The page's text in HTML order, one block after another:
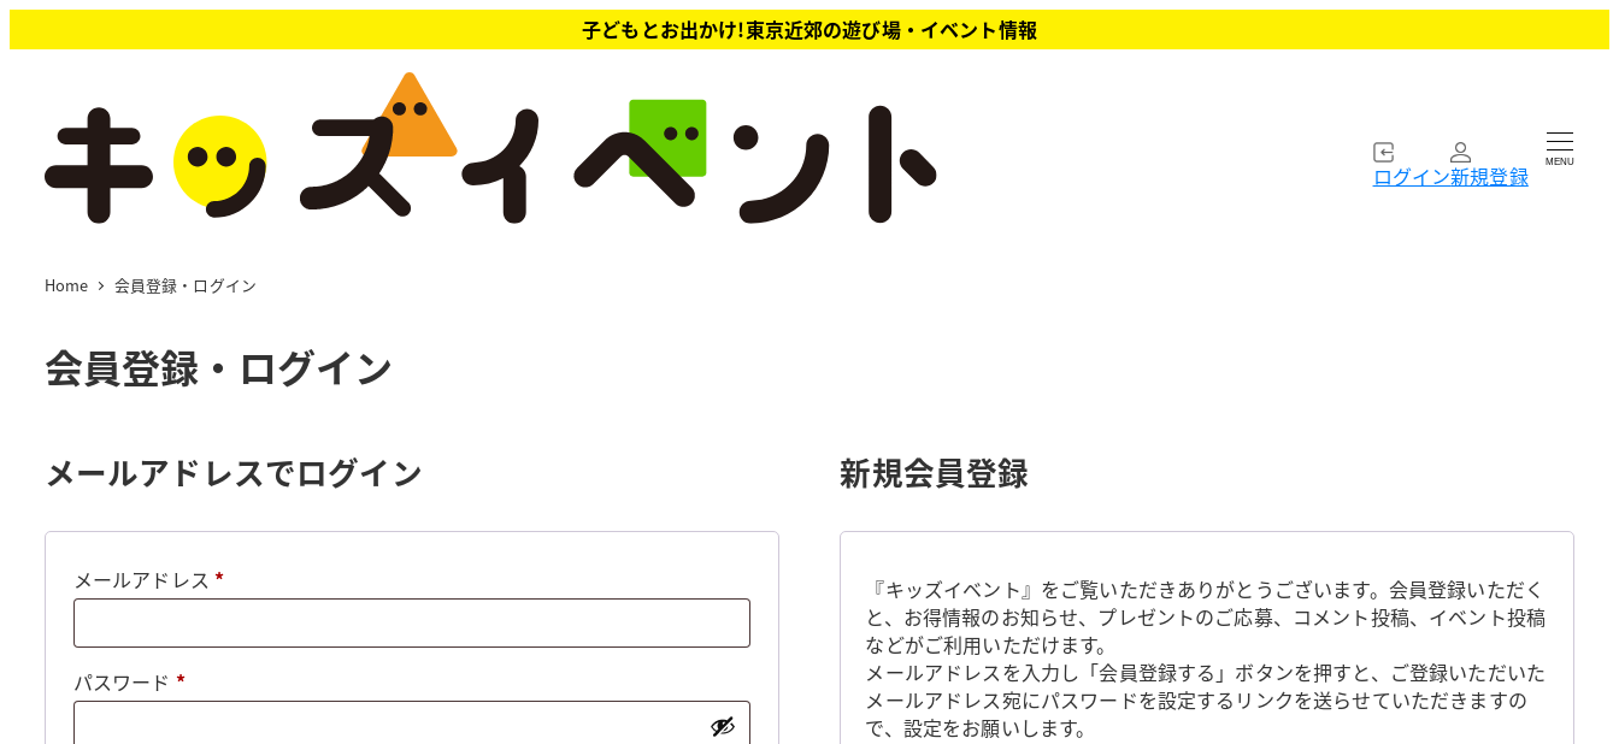
イ
子どもとお出かけ!東京近郊の遊び場・イベント情報
ログイン新規登録 MENU
Home 会員登録・ログイン
会員登録・ログイン
メールアドレスでログイン
メールアドレス *必
パスワード *必
新規会員登録
『キッズイベント』をご覧いただきありがとうございます。会員登録いただく
と、お得情報のお知らせ、プレゼントのご応募、コメント投稿、イベント投稿
などがご利用いただけます。
メールアドレスを入力し「会員登録する」ボタンを押すと、ご登録いただいた
メールアドレス宛にパスワードを設定するリンクを送らせていただきますの
で、設定をお願いします。